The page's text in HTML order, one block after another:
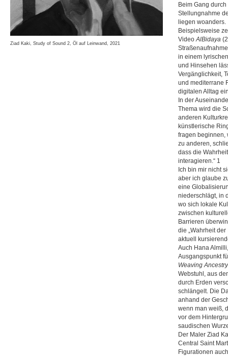
Beim Gang
Stellungnahme
liegen woanders.
Beispielsweise
VideoAlBidaya
in einem
und Hinsehen
Vergänglichkeit,
und mediterrane
digitalen Alltag
In der
Thema wird die
anderen
künstlerische
fragen beginnen,
zu anderen,
dass die
interagieren.“ 1
Ich bin mir nicht
aber ich glaube
eine
niederschlägt, in
wo sich lokale
zwischen
Barrieren
die „Wahrheit
­aktuell
Auch Hana
Ausgangspunkt
Weaving Ancestry
Webstuhl, aus
durch Erden
schlängelt. Die
anhand der
wenn man weiß,
vor dem
saudischen
Der Maler Ziad
Central Saint
Figurationen
Ziad Kaki, Study of Sound 2, Öl auf Leinwand, 2021